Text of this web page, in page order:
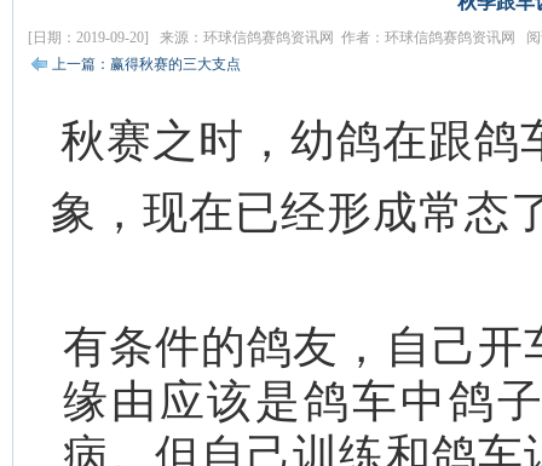
[日期：2019-09-20] 来源：环球信鸽赛鸽资讯网 作者：环球信鸽赛鸽资讯网 阅
上一篇：赢得秋赛的三大支点
秋赛之时，幼鸽在跟鸽
象，现在已经形成常态
有条件的鸽友，自己
缘由应该是鸽车中鸽
病。但自己训练和鸽